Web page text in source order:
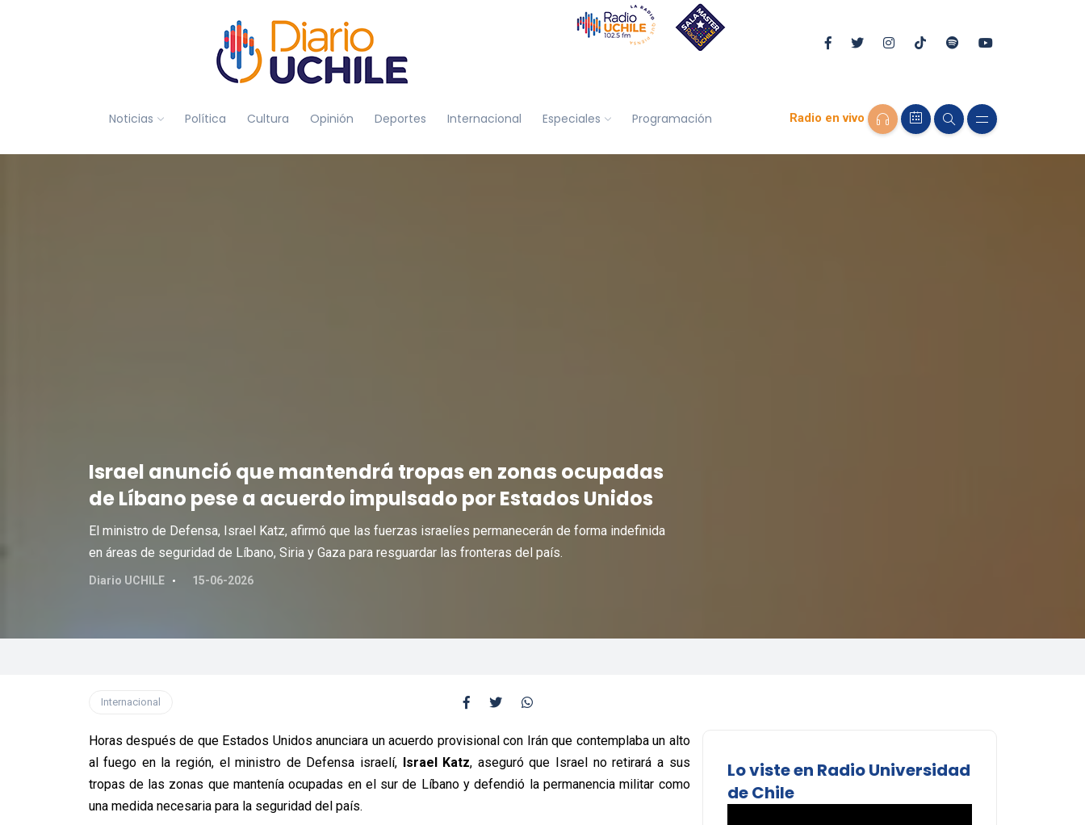
Noticias Política Cultura Opinión Deportes Internacional Especiales Programación Radio en vivo
Israel anunció que mantendrá tropas en zonas ocupadas
de Líbano pese a acuerdo impulsado por Estados Unidos
El ministro de Defensa, Israel Katz, afirmó que las fuerzas israelíes permanecerán de forma indefinida
en áreas de seguridad de Líbano, Siria y Gaza para resguardar las fronteras del país.
Diario UCHILE 15-06-2026
Internacional
Horas después de que Estados Unidos anunciara un acuerdo provisional con Irán que contemplaba un alto
al fuego en la región, el ministro de Defensa israelí, Israel Katz, aseguró que Israel no retirará a sus
tropas de las zonas que mantenía ocupadas en el sur de Líbano y defendió la permanencia militar como
una medida necesaria para la seguridad del país.
Lo viste en Radio Universidad
de Chile